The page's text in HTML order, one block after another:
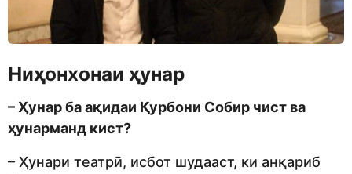
Ниҳонхонаи ҳунар
– Ҳунар ба ақидаи Қурбони Собир чист ва
ҳунарманд кист?
– Ҳунари театрӣ, исбот шудааст, ки анқариб